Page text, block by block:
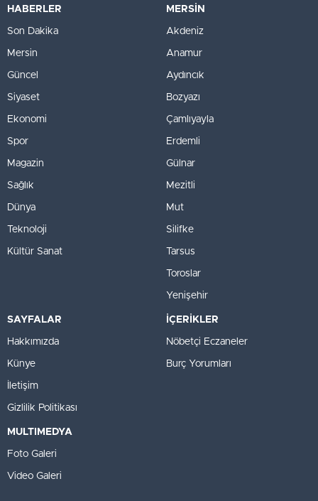
HABERLER
Son Dakika
Mersin
Güncel
Siyaset
Ekonomi
Spor
Magazin
Sağlık
Dünya
Teknoloji
Kültür Sanat
MERSİN
Akdeniz
Anamur
Aydıncık
Bozyazı
Çamlıyayla
Erdemli
Gülnar
Mezitli
Mut
Silifke
Tarsus
Toroslar
Yenişehir
SAYFALAR
Hakkımızda
Künye
İletişim
Gizlilik Politikası
İÇERİKLER
Nöbetçi Eczaneler
Burç Yorumları
MULTIMEDYA
Foto Galeri
Video Galeri